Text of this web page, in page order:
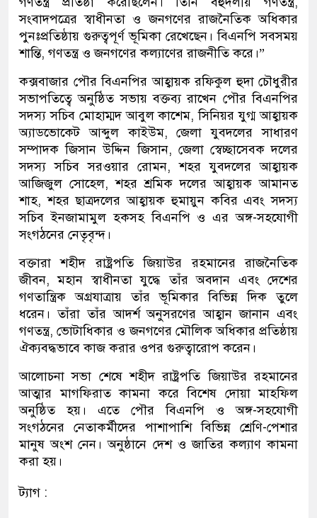
সংবাদপত্রের স্বাধীনতা ও জনগণের রাজনৈতিক অধিকার
পুনঃপ্রতিষ্ঠায় গুরুত্বপূর্ণ ভূমিকা রেখেছেন। বিএনপি সবসময়
শান্তি, গণতন্ত্র ও জনগণের কল্যাণের রাজনীতি করে।”
কক্সবাজার পৌর বিএনপির আহ্বায়ক রফিকুল হুদা চৌধুরীর
সভাপতিত্বে অনুষ্ঠিত সভায় বক্তব্য রাখেন পৌর বিএনপির
সদস্য সচিব মোহাম্মদ আবুল কাশেম, সিনিয়র যুগ্ম আহ্বায়ক
অ্যাডভোকেট আব্দুল কাইউম, জেলা যুবদলের সাধারণ
সম্পাদক জিসান উদ্দিন জিসান, জেলা স্বেচ্ছাসেবক দলের
সদস্য সচিব সরওয়ার রোমন, শহর যুবদলের আহ্বায়ক
আজিজুল সোহেল, শহর শ্রমিক দলের আহ্বায়ক আমানত
শাহ, শহর ছাত্রদলের আহ্বায়ক হুমায়ুন কবির এবং সদস্য
সচিব ইনজামামুল হকসহ বিএনপি ও এর অঙ্গ-সহযোগী
সংগঠনের নেতৃবৃন্দ।
বক্তারা শহীদ রাষ্ট্রপতি জিয়াউর রহমানের রাজনৈতিক
জীবন, মহান স্বাধীনতা যুদ্ধে তাঁর অবদান এবং দেশের
গণতান্ত্রিক অগ্রযাত্রায় তাঁর ভূমিকার বিভিন্ন দিক তুলে
ধরেন। তাঁরা তাঁর আদর্শ অনুসরণের আহ্বান জানান এবং
গণতন্ত্র, ভোটাধিকার ও জনগণের মৌলিক অধিকার প্রতিষ্ঠায়
ঐক্যবদ্ধভাবে কাজ করার ওপর গুরুত্বারোপ করেন।
আলোচনা সভা শেষে শহীদ রাষ্ট্রপতি জিয়াউর রহমানের
আত্মার মাগফিরাত কামনা করে বিশেষ দোয়া মাহফিল
অনুষ্ঠিত হয়। এতে পৌর বিএনপি ও অঙ্গ-সহযোগী
সংগঠনের নেতাকর্মীদের পাশাপাশি বিভিন্ন শ্রেণি-পেশার
মানুষ অংশ নেন। অনুষ্ঠানে দেশ ও জাতির কল্যাণ কামনা
করা হয়।
ট্যাগ :